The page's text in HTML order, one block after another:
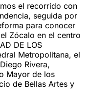
el recorrido con
seguida por
para conocer
Zócalo en el centro
DE LOS
Metropolitana, el
Rivera,
Mayor de los
de Bellas Artes y